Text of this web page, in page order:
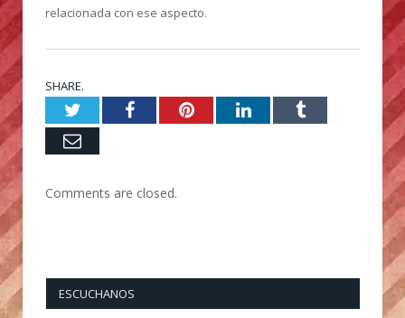
relacionada con ese aspecto.
SHARE.
TwitterFacebookPinterestLinkedInTumblr
Email
Comments are closed.
ESCUCHANOS